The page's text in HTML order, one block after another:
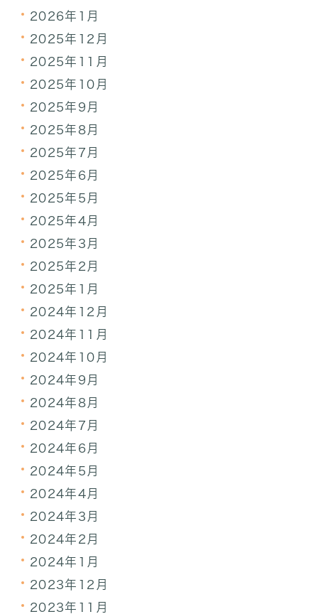
2026年1月
2025年12月
2025年11月
2025年10月
2025年9月
2025年8月
2025年7月
2025年6月
2025年5月
2025年4月
2025年3月
2025年2月
2025年1月
2024年12月
2024年11月
2024年10月
2024年9月
2024年8月
2024年7月
2024年6月
2024年5月
2024年4月
2024年3月
2024年2月
2024年1月
2023年12月
2023年11月